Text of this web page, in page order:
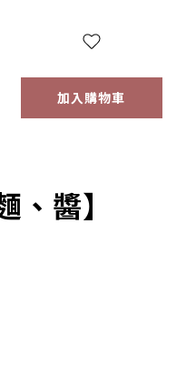
加入購物車
、醬】